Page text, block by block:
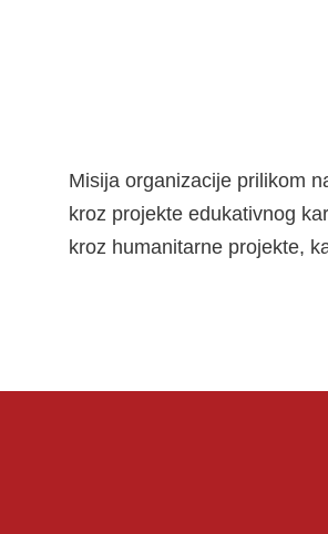
Misija organizacije prilikom
kroz projekte edukativnog
kroz humanitarne projekte,